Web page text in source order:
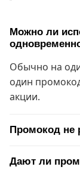
Можно ли
Обычно на
один
акции.
Промокод не
Дают ли